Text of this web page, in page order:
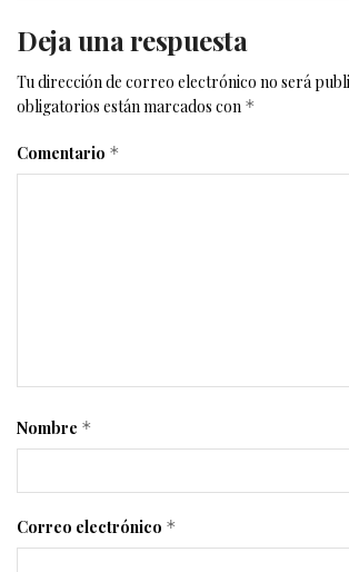
Deja una respuesta
Tu dirección de correo electrónico no será
obligatorios están marcados con *
Comentario *
Nombre *
Correo electrónico *